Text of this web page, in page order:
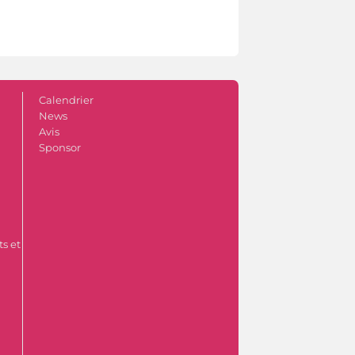
et
Calendrier
News
Avis
Sponsor